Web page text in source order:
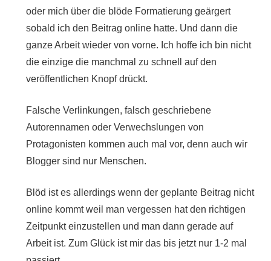
oder mich über die blöde Formatierung geärgert
sobald ich den Beitrag online hatte. Und dann die
ganze Arbeit wieder von vorne. Ich hoffe ich bin nicht
die einzige die manchmal zu schnell auf den
veröffentlichen Knopf drückt.
Falsche Verlinkungen, falsch geschriebene
Autorennamen oder Verwechslungen von
Protagonisten kommen auch mal vor, denn auch wir
Blogger sind nur Menschen.
Blöd ist es allerdings wenn der geplante Beitrag nicht
online kommt weil man vergessen hat den richtigen
Zeitpunkt einzustellen und man dann gerade auf
Arbeit ist. Zum Glück ist mir das bis jetzt nur 1-2 mal